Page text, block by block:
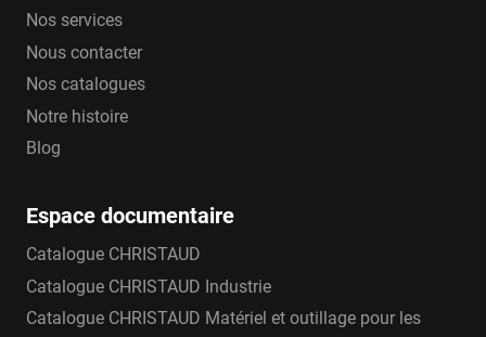
Nos services
Nous contacter
Nos catalogues
Notre histoire
Blog
Espace documentaire
Catalogue CHRISTAUD
Catalogue CHRISTAUD Industrie
Catalogue CHRISTAUD Matériel et outillage pour les